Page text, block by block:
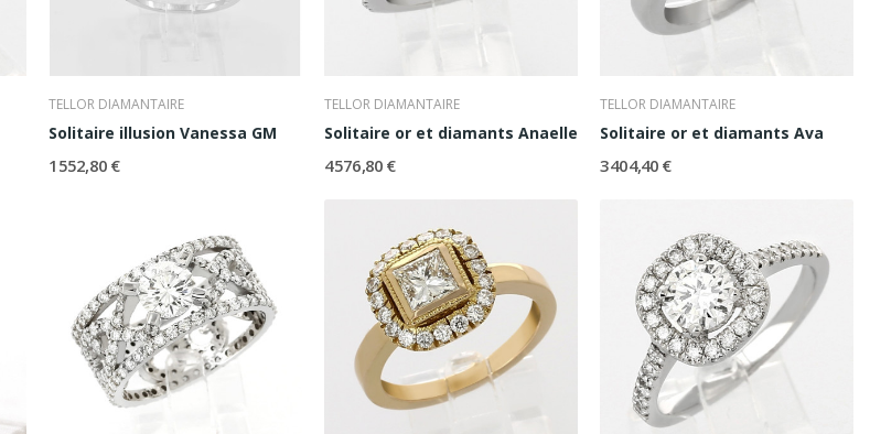
TELLOR DIAMANTAIRE
Solitaire illusion Vanessa GM
1 552,80 €
TELLOR DIAMANTAIRE
Solitaire or et diamants Anaelle
4 576,80 €
TELLOR DIAMANTAIRE
Solitaire or et diamants Ava
3 404,40 €